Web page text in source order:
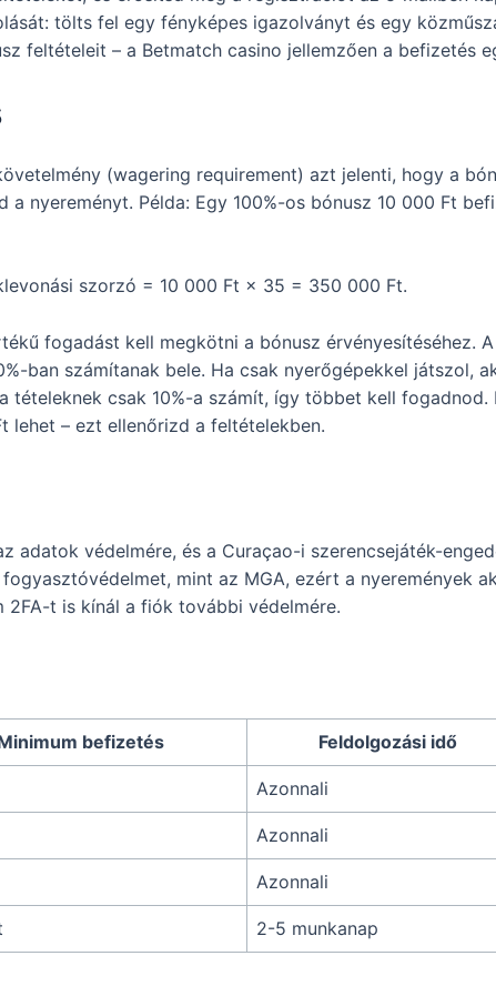
tölts fel egy fényképes igazolványt és egy
feltételeit – a Betmatch casino jellemzően a befizetés
(wagering requirement) azt jelenti, hogy a
nyereményt. Példa: Egy 100%-os bónusz 10 000 Ft
szorzó = 10 000 Ft × 35 = 350 000 Ft.
fogadást kell megkötni a bónusz érvényesítéséhez.
ban számítanak bele. Ha csak nyerőgépekkel játszol,
tételeknek csak 10%-a számít, így többet kell fogadnod.
lehet – ezt ellenőrizd a feltételekben.
adatok védelmére, és a Curaçao-i szerencsejáték-
mint az MGA, ezért a nyeremények
t is kínál a fiók további védelmére.
befizetés Feldolgozási idő
Azonnali
Azonnali
Azonnali
2-5 munkanap